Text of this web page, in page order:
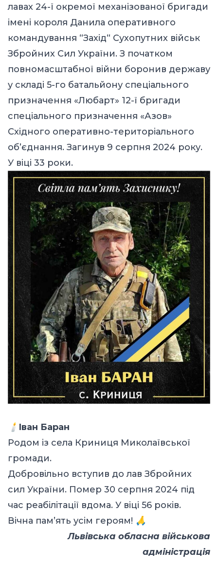
лавах 24-ї окремої механізованої бригади
імені короля Данила оперативного
командування “Захід“ Сухопутних військ
Збройних Сил України. З початком
повномасштабної війни боронив державу
у складі 5-го батальйону спеціального
призначення «Любарт» 12-ї бригади
спеціального призначення «Азов»
Східного оперативно-територіального
об’єднання. Загинув 9 серпня 2024 року.
У віці 33 роки.
🕯️ Іван Баран
Родом із села Криниця Миколаївської
громади.
Добровільно вступив до лав Збройних
сил України. Помер 30 серпня 2024 під
час реабілітації вдома. У віці 56 років.
Вічна пам’ять усім героям! 🙏
Львівська обласна військова
адміністрація